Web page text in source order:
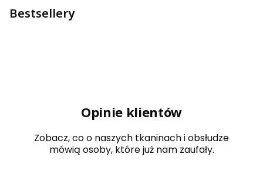
Bestsellery
Opinie klientów
Zobacz, co o naszych tkaninach i obsłudze
mówią osoby, które już nam zaufały.